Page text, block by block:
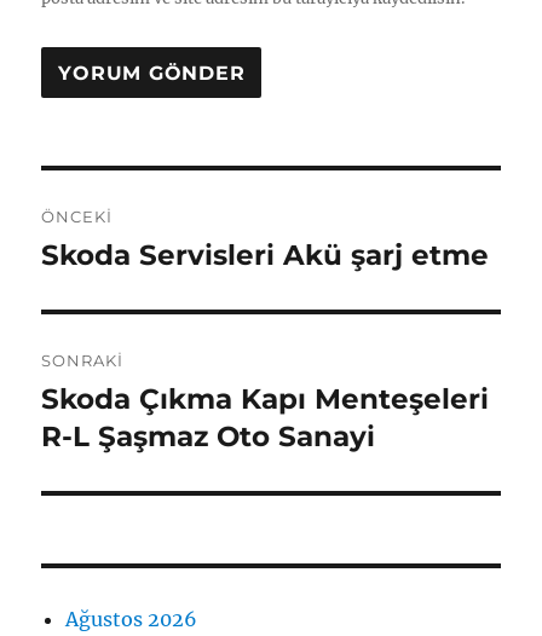
gezinmesi
ÖNCEKI
Önceki
Skoda Servisleri Akü şarj etme
SONRAKI
Sonraki
yazı:
Skoda Çıkma Kapı Menteşeleri
R-L Şaşmaz Oto Sanayi
Ağustos 2026